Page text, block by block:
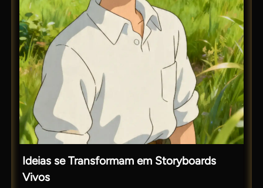
Ideias se Transformam em Storyboards
Vivos